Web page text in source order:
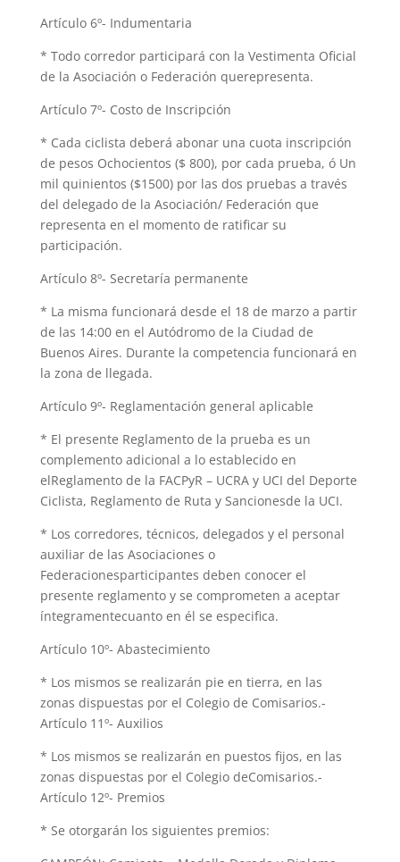
Artículo 6º- Indumentaria
* Todo corredor participará con la Vestimenta Oficial
de la Asociación o Federación querepresenta.
Artículo 7º- Costo de Inscripción
* Cada ciclista deberá abonar una cuota inscripción
de pesos Ochocientos ($ 800), por cada prueba, ó Un
mil quinientos ($1500) por las dos pruebas a través
del delegado de la Asociación/ Federación que
representa en el momento de ratificar su
participación.
Artículo 8º- Secretaría permanente
* La misma funcionará desde el 18 de marzo a partir
de las 14:00 en el Autódromo de la Ciudad de
Buenos Aires. Durante la competencia funcionará en
la zona de llegada.
Artículo 9º- Reglamentación general aplicable
* El presente Reglamento de la prueba es un
complemento adicional a lo establecido en
elReglamento de la FACPyR – UCRA y UCI del Deporte
Ciclista, Reglamento de Ruta y Sancionesde la UCI.
* Los corredores, técnicos, delegados y el personal
auxiliar de las Asociaciones o
Federacionesparticipantes deben conocer el
presente reglamento y se comprometen a aceptar
íntegramentecuanto en él se especifica.
Artículo 10º- Abastecimiento
* Los mismos se realizarán pie en tierra, en las
zonas dispuestas por el Colegio de Comisarios.-
Artículo 11º- Auxilios
* Los mismos se realizarán en puestos fijos, en las
zonas dispuestas por el Colegio deComisarios.-
Artículo 12º- Premios
* Se otorgarán los siguientes premios: